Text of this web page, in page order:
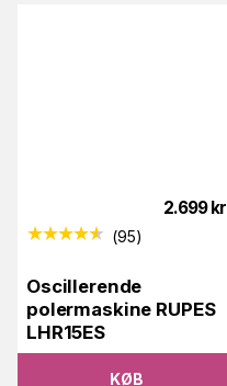
2.699 kr
(95)
Oscillerende
polermaskine RUPES
LHR15ES
KØB